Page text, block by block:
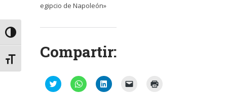
Alternar alto contraste
Alternar tamaño de letra
egipcio de Napoleón»
Compartir:
Haz
clic
Haz
clic
Haz
clic